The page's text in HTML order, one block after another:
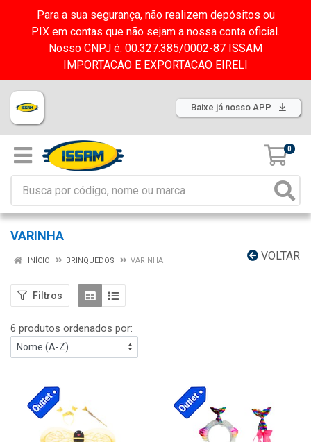
Para a sua segurança, não realizem depósitos ou
PIX em contas que não sejam a nossa conta oficial.
Nosso CNPJ é: 00.327.385/0002-87 ISSAM
IMPORTACAO E EXPORTACAO EIRELI
Baixe já nosso APP
0
VARINHA
VOLTAR
INÍCIO BRINQUEDOS VARINHA
Filtros
6 produtos ordenados por: